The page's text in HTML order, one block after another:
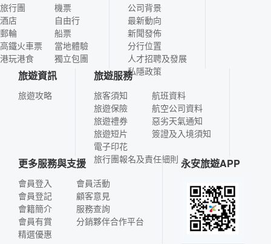
旅行團
酒店
郵輪
高鐵火車票
港玩港食
機票
自由行
船票
當地體驗
獨立包團
公司背景
最新動向
新聞發佈
分行位置
人才招聘及發展
私隱政策
旅遊資訊
旅遊攻略
旅遊服務
旅客須知
旅遊保險
旅遊禮券
旅遊短片
電子印花
航班資料
航空公司資料
惡劣天氣通知
簽證及入境須知
旅行團報名及責任細則
更多服務與支援
會員登入
會員登記
會籍簡介
會員有賞
精選優惠
會員活動
顧客意見
服務查詢
分銷夥伴合作平台
永安旅遊APP